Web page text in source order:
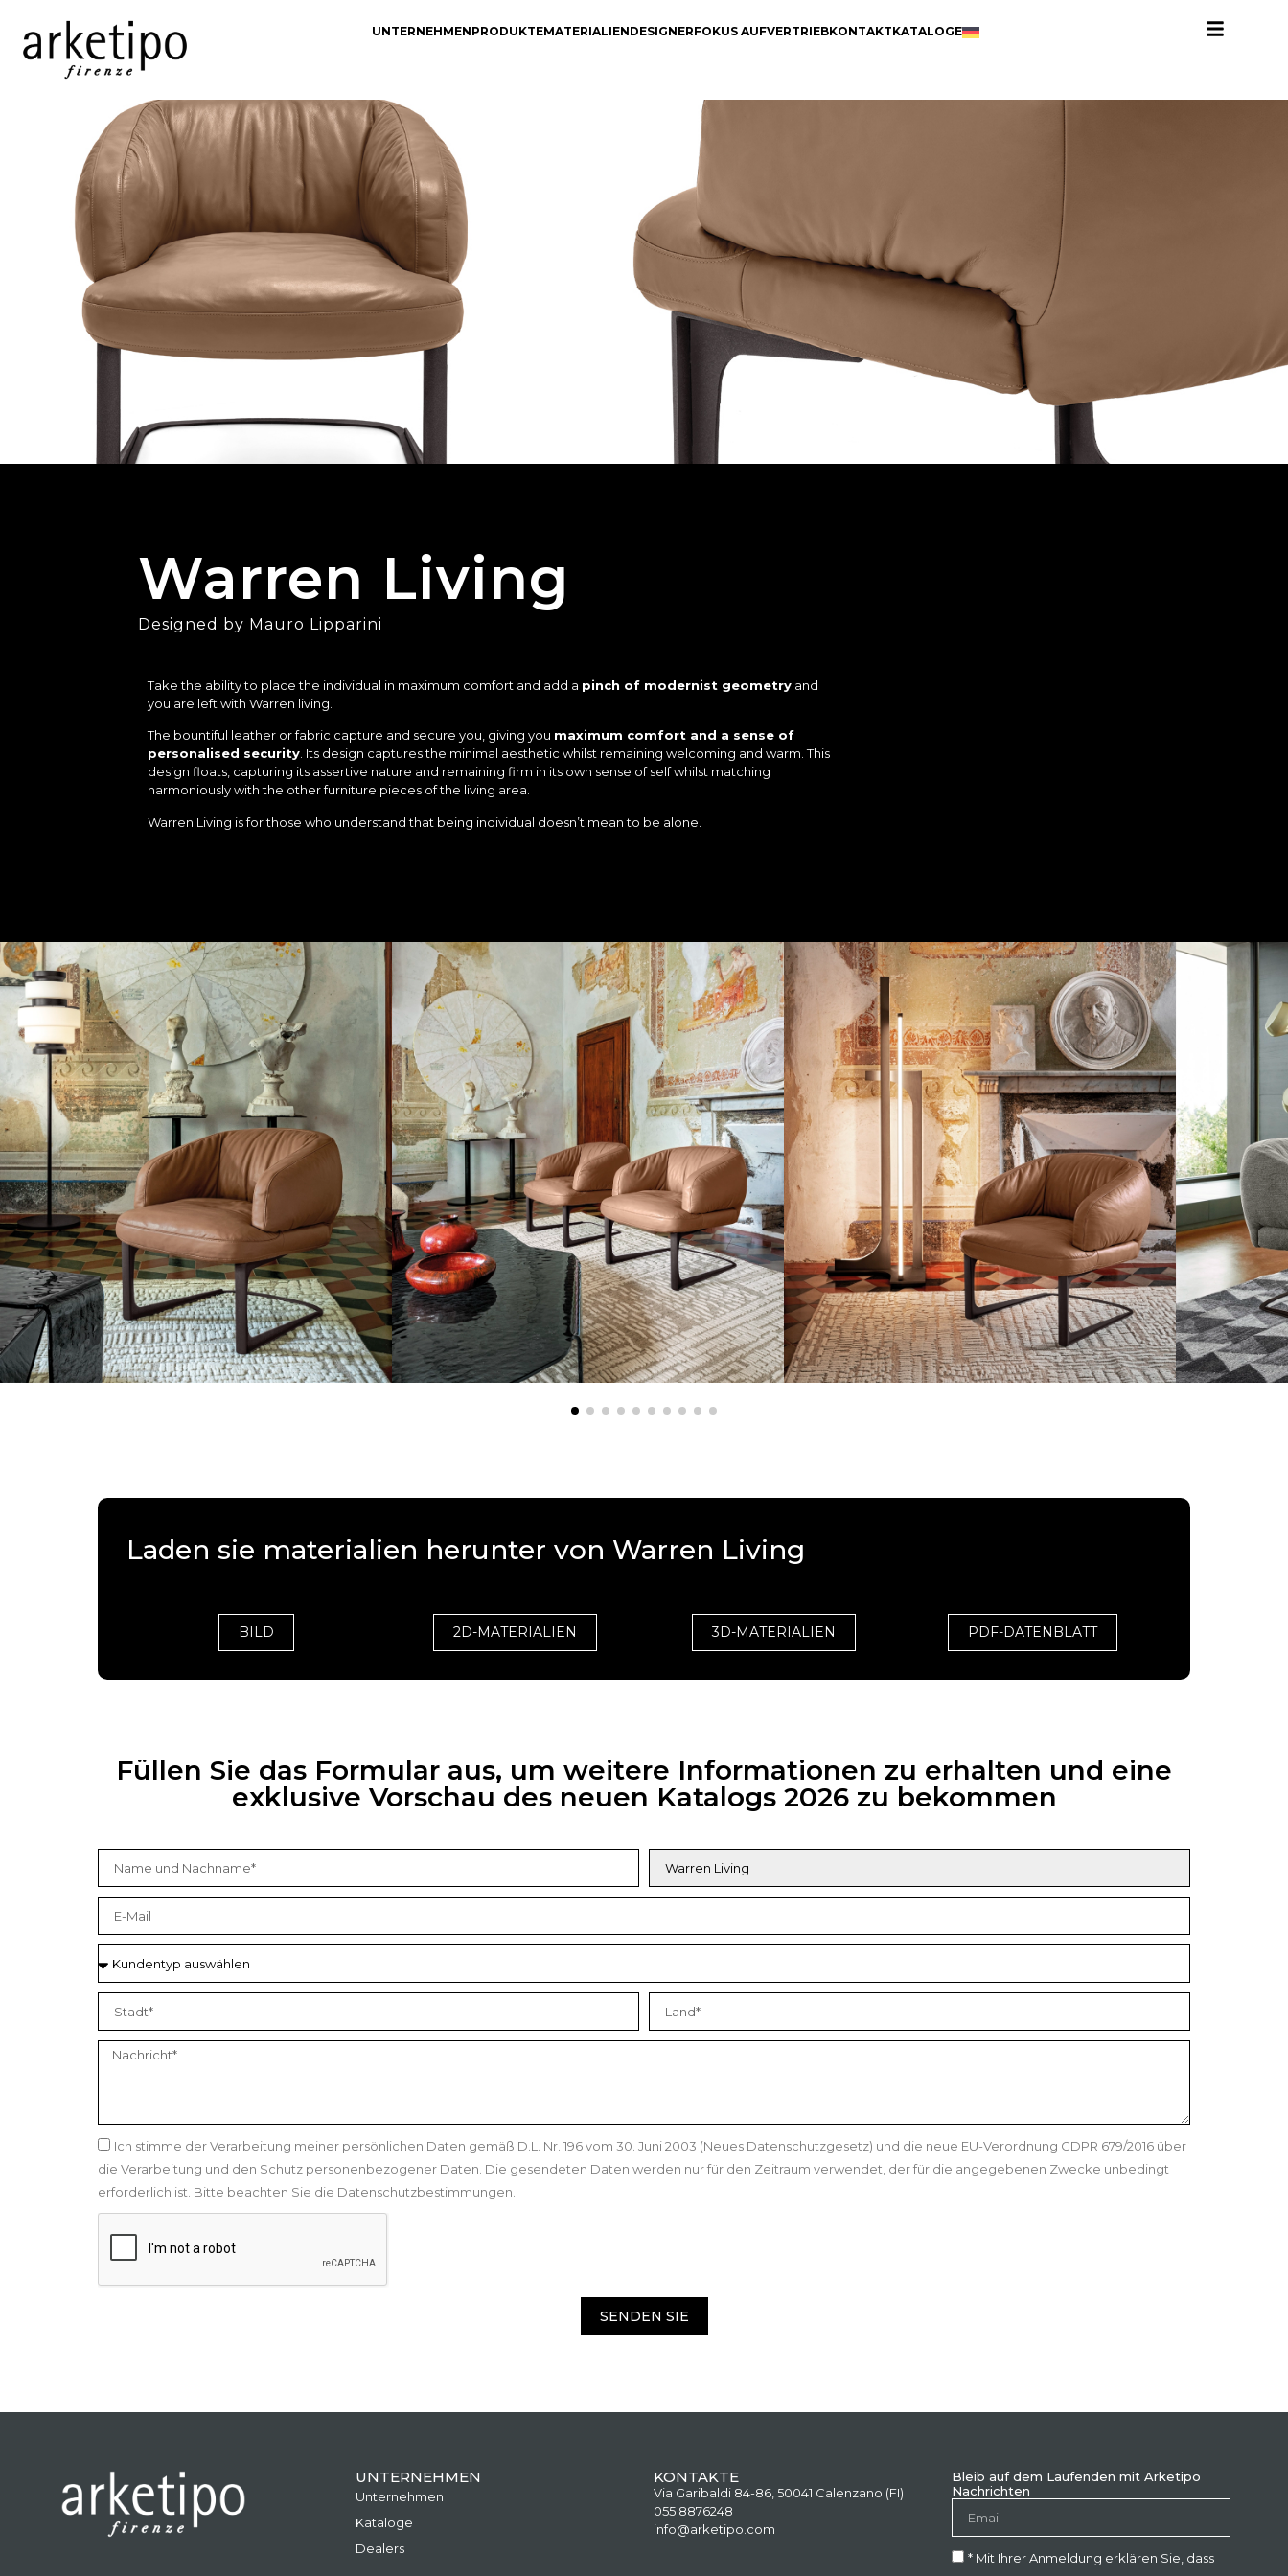
UNTERNEHMENPRODUKTEMATERIALIENDESIGNERFOKUS AUFVERTRIEBKONTAKTKATALOGE
Warren Living
Designed by Mauro Lipparini
Take the ability to place the individual in maximum comfort and add a pinch of modernist geometry and
you are left with Warren living.
The bountiful leather or fabric capture and secure you, giving you maximum comfort and a sense of
personalised security. Its design captures the minimal aesthetic whilst remaining welcoming and warm. This
design floats, capturing its assertive nature and remaining firm in its own sense of self whilst matching
harmoniously with the other furniture pieces of the living area.
Warren Living is for those who understand that being individual doesn’t mean to be alone.
Laden sie materialien herunter von Warren Living
BILD 2D-MATERIALIEN 3D-MATERIALIEN PDF-DATENBLATT
Füllen Sie das Formular aus, um weitere Informationen zu erhalten und eine
exklusive Vorschau des neuen Katalogs 2026 zu bekommen
Ich stimme der Verarbeitung meiner persönlichen Daten gemäß D.L. Nr. 196 vom 30. Juni 2003 (Neues Datenschutzgesetz) und die neue EU-Verordnung GDPR 679/2016 über
die Verarbeitung und den Schutz personenbezogener Daten. Die gesendeten Daten werden nur für den Zeitraum verwendet, der für die angegebenen Zwecke unbedingt
erforderlich ist. Bitte beachten Sie die Datenschutzbestimmungen.
SENDEN SIE
UNTERNEHMEN
Unternehmen
Kataloge
Dealers
KONTAKTE
Via Garibaldi 84-86, 50041 Calenzano (FI)
055 8876248
info@arketipo.com
Bleib auf dem Laufenden mit Arketipo
Nachrichten
* Mit Ihrer Anmeldung erklären Sie, dass